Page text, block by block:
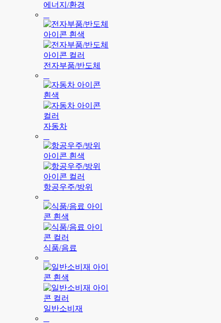
에너지/환경
전자부품/반도체
자동차
항공우주/방위
식품/음료
일반소비재